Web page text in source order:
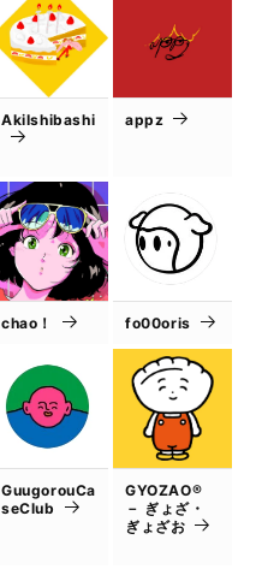
AkiIshibashi appz
chao！ fo00oris
GuugorouCa
seClub
GYOZAO®
－ ぎょざ・
ぎょざお